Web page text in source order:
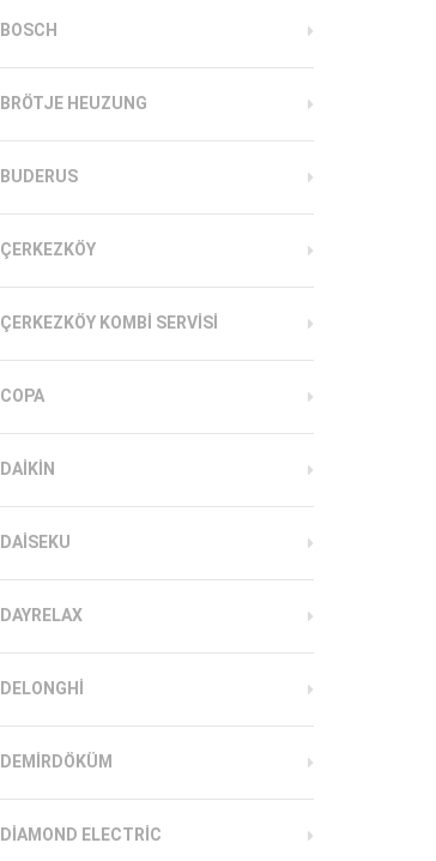
BOSCH
BRÖTJE HEUZUNG
BUDERUS
ÇERKEZKÖY
ÇERKEZKÖY KOMBI SERVISI
COPA
DAIKIN
DAISEKU
DAYRELAX
DELONGHI
DEMIRDÖKÜM
DIAMOND ELECTRIC